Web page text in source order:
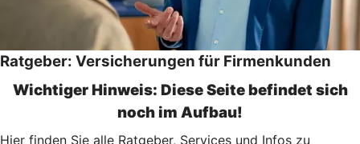
Ratgeber: Versicherungen für Firmenkunden
Wichtiger Hinweis: Diese Seite befindet sich
noch im Aufbau!
Hier finden Sie alle Ratgeber, Services und Infos zu